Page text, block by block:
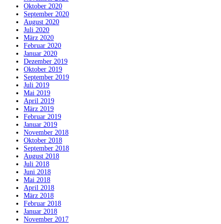
Oktober 2020
September 2020
August 2020
Juli 2020
März 2020
Februar 2020
Januar 2020
Dezember 2019
Oktober 2019
September 2019
Juli 2019
Mai 2019
April 2019
März 2019
Februar 2019
Januar 2019
November 2018
Oktober 2018
September 2018
August 2018
Juli 2018
Juni 2018
Mai 2018
April 2018
März 2018
Februar 2018
Januar 2018
November 2017